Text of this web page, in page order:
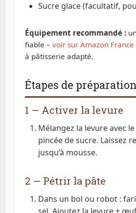
Sucre glace (facultatif,
Équipement recommandé :
fiable –voir sur Amazon France
à pâtisserie adapté.
Étapes de préparation
1 — Activer la levure
Mélangez la levure avec
pincée de sucre. Laissez
jusqu’à mousse.
2 — Pétrir la pâte
Dans un bol ou robot :